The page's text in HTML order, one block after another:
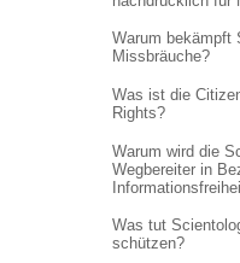
Warum bekämpft
Missbräuche?
Was ist die
Rights?
Warum wird die
Wegbereiter in
Informations
Was tut
schützen?